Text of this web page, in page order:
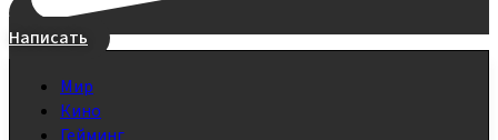
Написать
Мир
Кино